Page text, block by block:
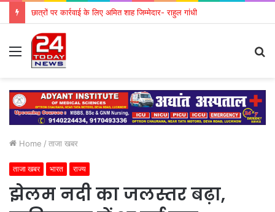
छात्रों पर कार्रवाई के लिए अमित शाह जिम्मेदार- राहुल गांधी
Menu
Home / ताजा खबर
ताजा खबर भारत राज्य
झेलम नदी का जलस्तर बढ़ा,